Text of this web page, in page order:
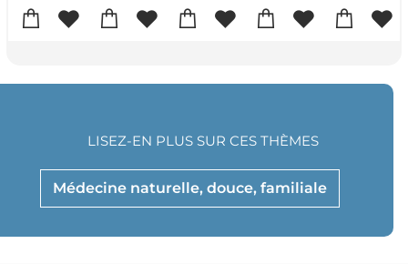
Médecine naturelle, douce, familiale
LISEZ-EN PLUS SUR CES THÈMES